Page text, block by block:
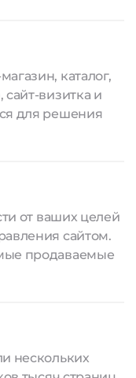
каталог,
визитка и
для решения
от ваших целей
сайтом.
продаваемые
нескольких